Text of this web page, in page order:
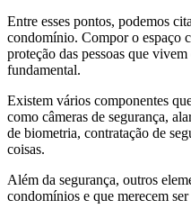
Entre esses pontos, podemos
condomínio. Compor o espaço
proteção das pessoas que
fundamental.
Existem vários componentes
como câmeras de segurança,
de biometria, contratação de
coisas.
Além da segurança, outros
condomínios e que merecem